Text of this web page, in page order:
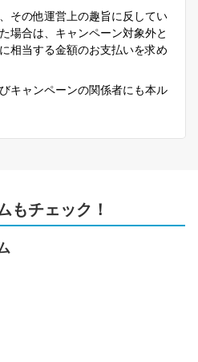
その他運営上の趣旨に反してい
場合は、キャンペーン対象外と
相当する金額のお支払いを求め
キャンペーンの関係者にも本ル
もチェック！